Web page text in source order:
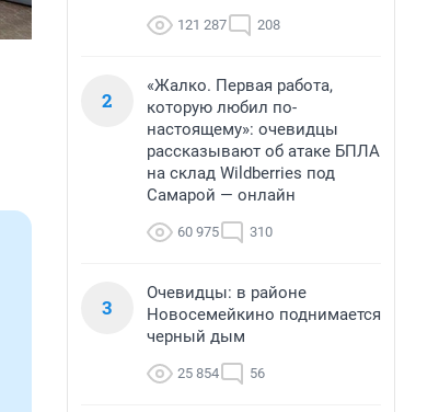
121 287 208
2
«Жалко. Первая работа,
которую любил по-
настоящему»: очевидцы
рассказывают об атаке БПЛА
на склад Wildberries под
Самарой — онлайн
60 975 310
3
Очевидцы: в районе
Новосемейкино поднимается
черный дым
25 854 56